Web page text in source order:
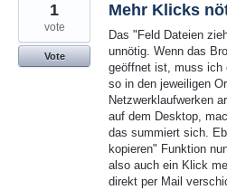
Mehr Klicks
Das "Feld Dateien
unnötig. Wenn das
geöffnet ist, muss ich
so in den jeweiligen
Netzwerklaufwerken
auf dem Desktop,
das summiert sich.
kopieren" Funktion
also auch ein Klick
direkt per Mail
1
vote
Vote